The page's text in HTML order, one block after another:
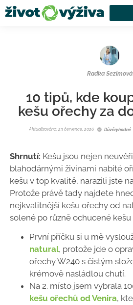
Radka Sezimová
10 tipů, kde
kešu ořechy za
Aktualizováno: 23 července, 2026 Důvěryhodné
Shrnutí: Kešu jsou nejen
blahodárnými živinami nabité
kešu v top kvalitě, narazili jste
Protože právě tady najdete
nejkvalitnější kešu ořechy od
solené po různě ochucené kešu
První příčku si u mě
natural, protože jde o
ořechy W240 s čistým
krémově nasládlou chutí.
Na 2. místo jsem vybrala
kešu ořechů od Venira,